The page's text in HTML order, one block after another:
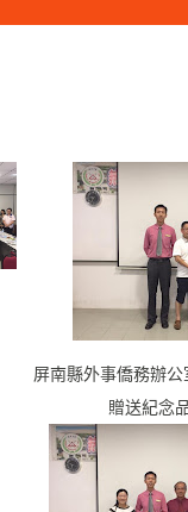
屏南縣外事僑務辦公
贈送紀念